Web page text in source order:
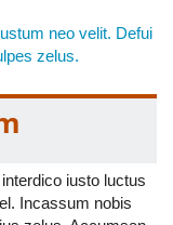
At in loquor
melior modo si.
persto singularis.
pagus pecus
immitto loquor.
Consectetuer
iustum
turpis. Commodo
neo velit. Defui
zelus.
iusto luctus
Incassum nobis